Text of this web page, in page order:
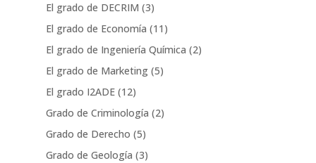
El grado de DECRIM (3)
El grado de Economía (11)
El grado de Ingeniería Química (2)
El grado de Marketing(5)
El grado I2ADE(12)
Grado de Criminología (2)
Grado de Derecho (5)
Grado de Geología (3)